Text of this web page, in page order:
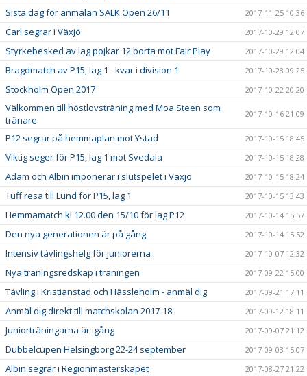
Sista dag för anmälan SALK Open 26/11 2017-11-25 10:36
Carl segrar i Växjö 2017-10-29 12:07
Styrkebesked av lag pojkar 12 borta mot Fair Play 2017-10-29 12:04
Bragdmatch av P15, lag 1 - kvar i division 1 2017-10-28 09:25
Stockholm Open 2017 2017-10-22 20:20
Välkommen till höstlovsträning med Moa Steen som
tränare
2017-10-16 21:09
P12 segrar på hemmaplan mot Ystad 2017-10-15 18:45
Viktig seger för P15, lag 1 mot Svedala 2017-10-15 18:28
Adam och Albin imponerar i slutspelet i Växjö 2017-10-15 18:24
Tuff resa till Lund för P15, lag 1 2017-10-15 13:43
Hemmamatch kl 12.00 den 15/10 för lag P12 2017-10-14 15:57
Den nya generationen är på gång 2017-10-14 15:52
Intensiv tävlingshelg för juniorerna 2017-10-07 12:32
Nya träningsredskap i träningen 2017-09-22 15:00
Tävling i Kristianstad och Hässleholm - anmäl dig 2017-09-21 17:11
Anmäl dig direkt till matchskolan 2017-18 2017-09-12 18:11
Juniorträningarna är igång 2017-09-07 21:12
Dubbelcupen Helsingborg 22-24 september 2017-09-03 15:07
Albin segrar i Regionmästerskapet 2017-08-27 21:22